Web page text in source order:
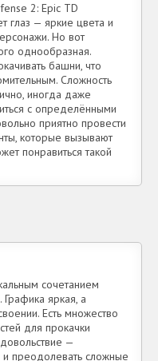
2: Epic TD
глаз — яркие цвета и
Но вот
однообразная.
башни, что
Сложность
иногда даже
с определёнными
приятно провести
которые вызывают
понравиться такой
сочетанием
Графика яркая, а
Есть множество
для прокачки
—
и преодолевать сложные